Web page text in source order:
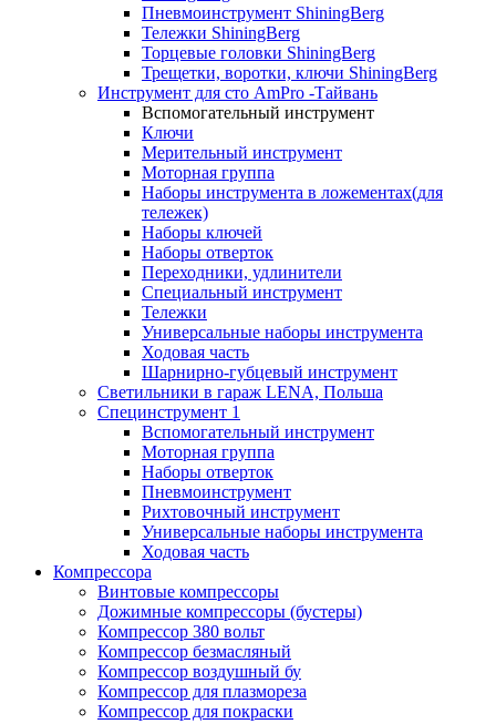
Пневмоинструмент ShiningBerg
Тележки ShiningBerg
Торцевые головки ShiningBerg
Трещетки, воротки, ключи ShiningBerg
Инструмент для сто AmPro -Тайвань
Вспомогательный инструмент
Ключи
Мерительный инструмент
Моторная группа
Наборы инструмента в ложементах(для
тележек)
Наборы ключей
Наборы отверток
Переходники, удлинители
Специальный инструмент
Тележки
Универсальные наборы инструмента
Ходовая часть
Шарнирно-губцевый инструмент
Светильники в гараж LENA, Польша
Специнструмент 1
Вспомогательный инструмент
Моторная группа
Наборы отверток
Пневмоинструмент
Рихтовочный инструмент
Универсальные наборы инструмента
Ходовая часть
Компрессора
Винтовые компрессоры
Дожимные компрессоры (бустеры)
Компрессор 380 вольт
Компрессор безмасляный
Компрессор воздушный бу
Компрессор для плазмореза
Компрессор для покраски